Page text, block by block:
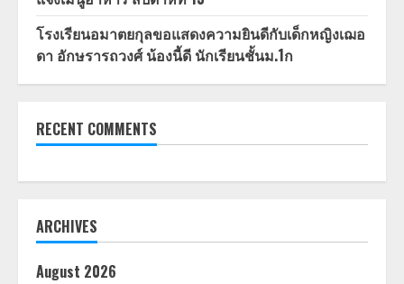
โรงเรียนอมาตยกุลขอแสดงความยินดีกับเด็กหญิงเฌอ
ดา อักษรารถวงศ์ น้องนี้ดี นักเรียนชั้นม.1ก
RECENT COMMENTS
ARCHIVES
August 2026